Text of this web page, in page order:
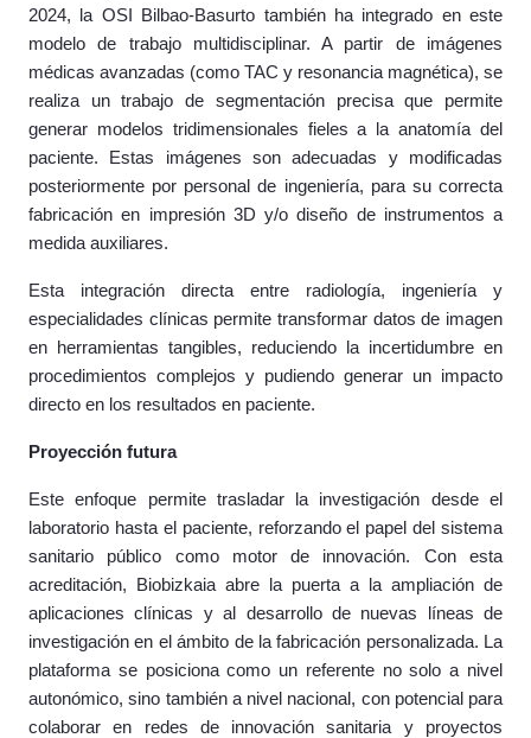
2024, la OSI Bilbao-Basurto también ha integrado en este
modelo de trabajo multidisciplinar. A partir de imágenes
médicas avanzadas (como TAC y resonancia magnética), se
realiza un trabajo de segmentación precisa que permite
generar modelos tridimensionales fieles a la anatomía del
paciente. Estas imágenes son adecuadas y modificadas
posteriormente por personal de ingeniería, para su correcta
fabricación en impresión 3D y/o diseño de instrumentos a
medida auxiliares.
Esta integración directa entre radiología, ingeniería y
especialidades clínicas permite transformar datos de imagen
en herramientas tangibles, reduciendo la incertidumbre en
procedimientos complejos y pudiendo generar un impacto
directo en los resultados en paciente.
Proyección futura
Este enfoque permite trasladar la investigación desde el
laboratorio hasta el paciente, reforzando el papel del sistema
sanitario público como motor de innovación. Con esta
acreditación, Biobizkaia abre la puerta a la ampliación de
aplicaciones clínicas y al desarrollo de nuevas líneas de
investigación en el ámbito de la fabricación personalizada. La
plataforma se posiciona como un referente no solo a nivel
autonómico, sino también a nivel nacional, con potencial para
colaborar en redes de innovación sanitaria y proyectos